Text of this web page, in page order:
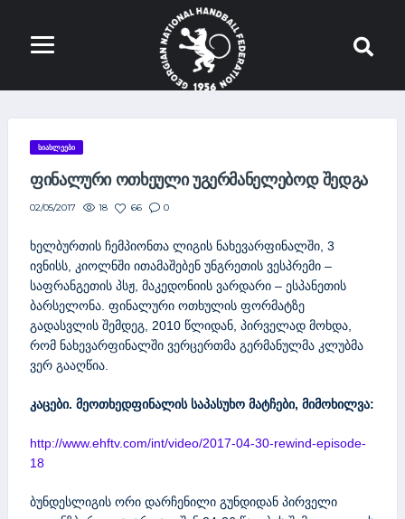
ᲡᲘᲐᲮᲚᲔᲔᲑᲘ
ᲤᲘᲜᲐᲚᲣᲠᲘ ᲝᲗᲮᲔᲣᲚᲘ ᲣᲒᲔᲠᲛᲐᲜᲔᲚᲔᲑᲝᲓ ᲨᲔᲓᲒᲐ
02/05/2017 18 66 0
ხელბურთის ჩემპიონთა ლიგის ნახევარფინალში, 3
ივნისს, კიოლნში ითამაშებენ უნგრეთის ვესპრემი –
საფრანგეთის პსჟ, მაკედონიის ვარდარი – ესპანეთის
ბარსელონა. ფინალური ოთხულის ფორმატზე
გადასვლის შემდეგ, 2010 წლიდან, პირველად მოხდა,
რომ ნახევარფინალში ვერცერთმა გერმანულმა კლუბმა
ვერ გააღწია.
კაცები. მეოთხედფინალის საპასუხო მატჩები, მიმოხილვა:
http://www.ehftv.com/int/video/2017-04-30-rewind-episode-
18
ბუნდესლიგის ორი დარჩენილი გუნდიდან პირველი